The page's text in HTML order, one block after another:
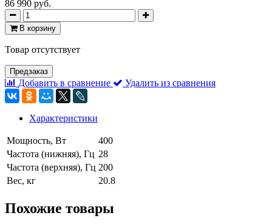
86 990 руб.
В корзину
Товар отсутствует
Предзаказ
Добавить в сравнение Удалить из сравнения
Характеристики
Мощность, Вт
400
Частота (нижняя), Гц 28
Частота (верхняя), Гц 200
Вес, кг
20.8
Похожие товары